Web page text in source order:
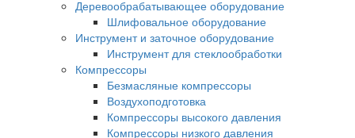
Деревообрабатывающее оборудование
Шлифовальное оборудование
Инструмент и заточное оборудование
Инструмент для стеклообработки
Компрессоры
Безмасляные компрессоры
Воздухоподготовка
Компрессоры высокого давления
Компрессоры низкого давления